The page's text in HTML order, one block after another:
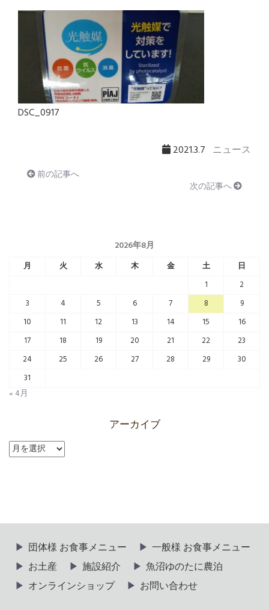
DSC_0917
2021.3.7 ニュース
前の記事へ
次の記事へ
2026年8月
月 火 水 木 金 土
日
1
2
3
4 5 6 7 8
9
10
11 12 13 14 15
16
17
18 19 20 21 22
23
24
25 26 27 28 29
30
31
« 4月
アーカイブ
ア
ー
団体様 お食事メニュー
一般様 お食事メニュー
お土産
施設紹介
魚沼ゆのたに農泊
オンラインショップ
お問い合わせ